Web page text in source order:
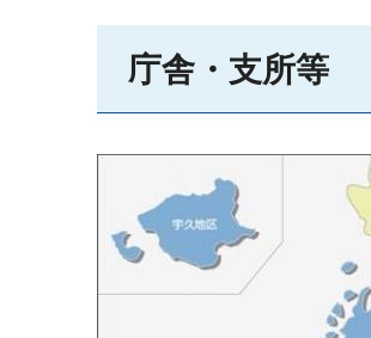
庁舎・支所等